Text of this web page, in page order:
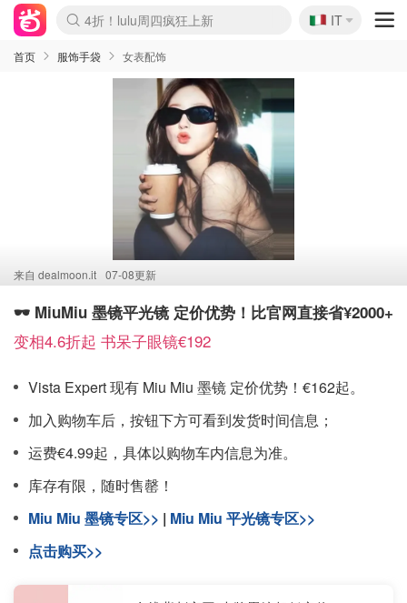
Boticinal 夏促开抢！
4折！lulu周四疯狂上新
速领！Stanley独家85折
Zalando 奥莱闪促！每日更新
🇮🇹
IT
首页 服饰手袋 女表配饰
来自 dealmoon.it 07-08更新
🕶️ MiuMiu 墨镜平光镜 定价优势！比官网直接省¥2000+
变相4.6折起 书呆子眼镜€192
Vista Expert 现有 Miu Miu 墨镜 定价优势！€162起。
加入购物车后，按钮下方可看到发货时间信息；
运费€4.99起，具体以购物车内信息为准。
库存有限，随时售罄！
Miu Miu 墨镜专区>> | Miu Miu 平光镜专区>>
点击购买>>